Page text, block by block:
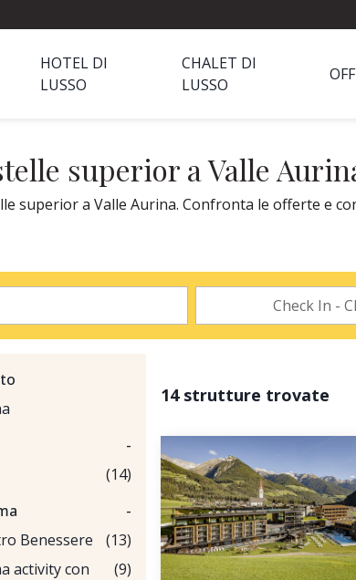
HOTEL DI
LUSSO
CHALET DI
LUSSO
superior a Valle
superior a Valle Aurina. Confronta le offerte e
-
(14)
-
Benessere
(13)
activity con
(9)
14 strutture trovate